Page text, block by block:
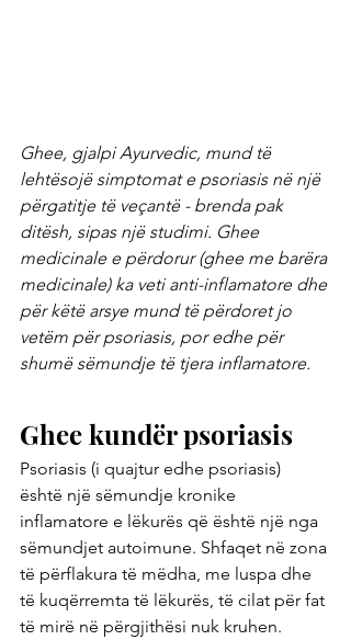
Ghee, gjalpi Ayurvedic, mund të
lehtësojë simptomat e psoriasis në një
përgatitje të veçantë - brenda pak
ditësh, sipas një studimi. Ghee
medicinale e përdorur (ghee me barëra
medicinale) ka veti anti-inflamatore dhe
për këtë arsye mund të përdoret jo
vetëm për psoriasis, por edhe për
shumë sëmundje të tjera inflamatore.
Ghee kundër psoriasis
Psoriasis (i quajtur edhe psoriasis)
është një sëmundje kronike
inflamatore e lëkurës që është një nga
sëmundjet autoimune. Shfaqet në zona
të përflakura të mëdha, me luspa dhe
të kuqërremta të lëkurës, të cilat për fat
të mirë në përgjithësi nuk kruhen.